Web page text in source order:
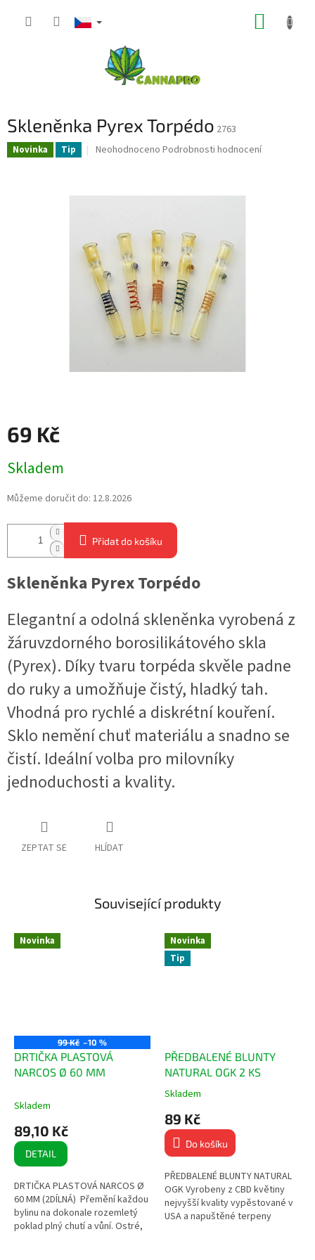
Skleněnka Pyrex Torpédo 2763
Novinka Tip
Průměrné
hvězdiček.
Neohodnoceno Podrobnosti hodnocení
69 Kč
cena:
Skladem
Můžeme doručit do: 12.8.2026
Přidat do košíku
Skleněnka Pyrex Torpédo
Elegantní a odolná skleněnka vyrobená z
žáruvzdorného borosilikátového skla
(Pyrex). Díky tvaru torpéda skvěle padne
do ruky a umožňuje čistý, hladký tah.
Vhodná pro rychlé a diskrétní kouření.
Sklo nemění chuť materiálu a snadno se
čistí. Ideální volba pro milovníky
jednoduchosti a kvality.
ZEPTAT SE HLÍDAT
Související produkty
Novinka
99 Kč –10 %
DRTIČKA PLASTOVÁ
NARCOS Ø 60 MM
Skladem
89,10 Kč
DETAIL
DRTIČKA PLASTOVÁ NARCOS Ø
60 MM (2DÍLNÁ) Přemění každou
bylinu na dokonale rozemletý
poklad plný chutí a vůní. Ostré,
Novinka
Tip
PŘEDBALENÉ BLUNTY
NATURAL OGK 2 KS
Průměrné
produktu
je
5,0
5
hvězdiček.
Skladem
89 Kč
Do košíku
PŘEDBALENÉ BLUNTY NATURAL
OGK Vyrobeny z CBD květiny
nejvyšší kvality vypěstované v
USA a napuštěné terpeny